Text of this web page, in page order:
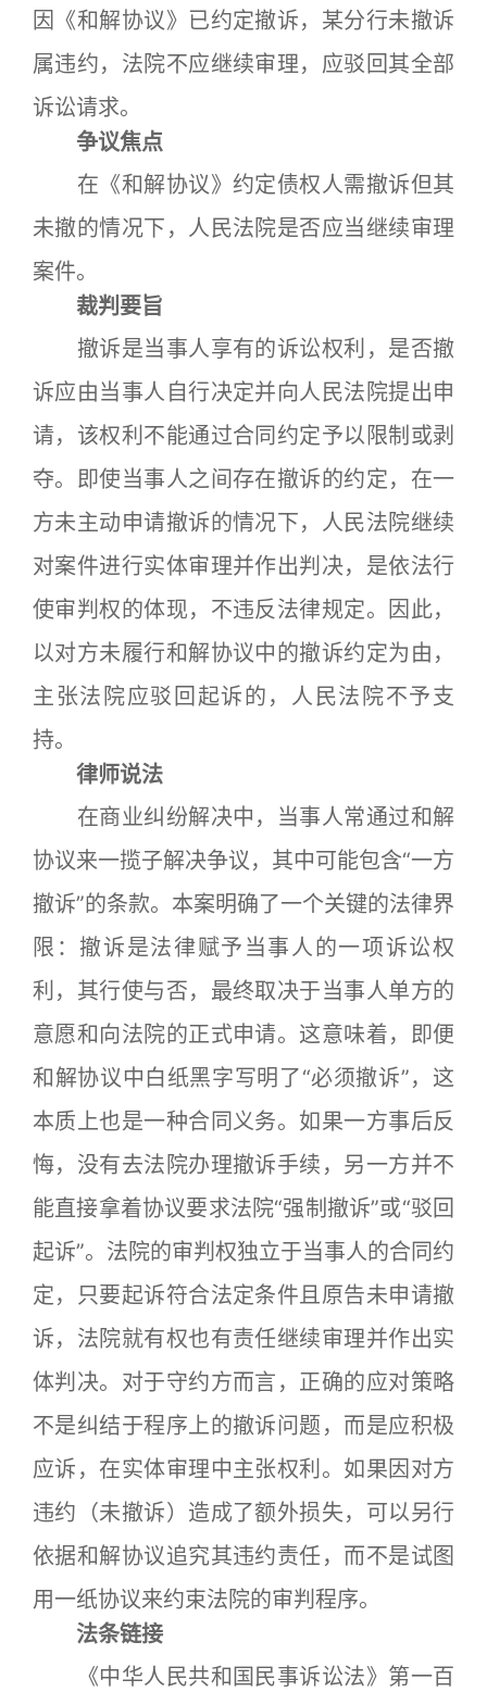
因《和解协议》已约定撤诉，某分行未撤诉
属违约，法院不应继续审理，应驳回其全部
诉讼请求。
争议焦点
在《和解协议》约定债权人需撤诉但其
未撤的情况下，人民法院是否应当继续审理
案件。
裁判要旨
撤诉是当事人享有的诉讼权利，是否撤
诉应由当事人自行决定并向人民法院提出申
请，该权利不能通过合同约定予以限制或剥
夺。即使当事人之间存在撤诉的约定，在一
方未主动申请撤诉的情况下，人民法院继续
对案件进行实体审理并作出判决，是依法行
使审判权的体现，不违反法律规定。因此，
以对方未履行和解协议中的撤诉约定为由，
主张法院应驳回起诉的，人民法院不予支
持。
律师说法
在商业纠纷解决中，当事人常通过和解
协议来一揽子解决争议，其中可能包含“一方
撤诉”的条款。本案明确了一个关键的法律界
限：撤诉是法律赋予当事人的一项诉讼权
利，其行使与否，最终取决于当事人单方的
意愿和向法院的正式申请。这意味着，即便
和解协议中白纸黑字写明了“必须撤诉”，这
本质上也是一种合同义务。如果一方事后反
悔，没有去法院办理撤诉手续，另一方并不
能直接拿着协议要求法院“强制撤诉”或“驳回
起诉”。法院的审判权独立于当事人的合同约
定，只要起诉符合法定条件且原告未申请撤
诉，法院就有权也有责任继续审理并作出实
体判决。对于守约方而言，正确的应对策略
不是纠结于程序上的撤诉问题，而是应积极
应诉，在实体审理中主张权利。如果因对方
违约（未撤诉）造成了额外损失，可以另行
依据和解协议追究其违约责任，而不是试图
用一纸协议来约束法院的审判程序。
法条链接
《中华人民共和国民事诉讼法》第一百